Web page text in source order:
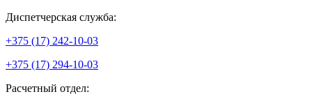
Диспетчерская служба:
+375 (17) 242-10-03
+375 (17) 294-10-03
Расчетный отдел: